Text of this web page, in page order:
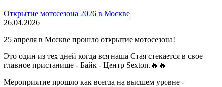
Открытие мотосезона 2026 в Москве
26.04.2026
25 апреля в Москве прошло открытие мотосезона!
Это один из тех дней когда вся наша Стая стекается в свое
главное пристанище - Байк - Центр Sexton.🔥🔥
Мероприятие прошло как всегда на высшем уровне -